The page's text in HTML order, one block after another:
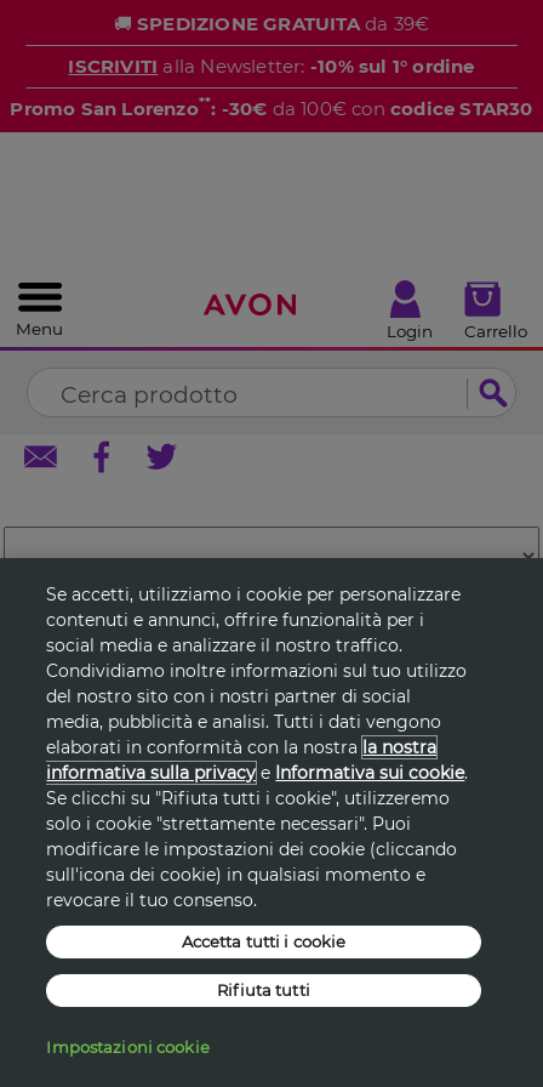
🚚 SPEDIZIONE GRATUITAda 39€
ISCRIVITI alla Newsletter: -10% sul 1° ordine
Promo San Lorenzo**: -30€ da 100€ con codice STAR30
Menu Login Carrello
Tutti
CHIUDI
Se accetti, utilizziamo i cookie per personalizzare
contenuti e annunci, offrire funzionalità per i
social media e analizzare il nostro traffico.
Condividiamo inoltre informazioni sul tuo utilizzo
del nostro sito con i nostri partner di social
media, pubblicità e analisi. Tutti i dati vengono
elaborati in conformità con la nostra la nostra
informativa sulla privacy e Informativa sui cookie.
Se clicchi su "Rifiuta tutti i cookie", utilizzeremo
solo i cookie "strettamente necessari". Puoi
modificare le impostazioni dei cookie (cliccando
sull'icona dei cookie) in qualsiasi momento e
revocare il tuo consenso.
Impostazioni cookie
Rifiuta tutti
Accetta tutti i cookie